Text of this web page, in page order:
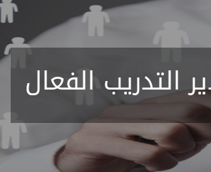
التدريب الفعال